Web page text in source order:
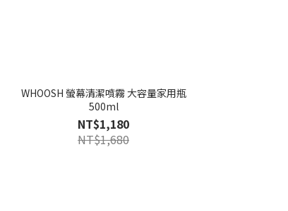
WHOOSH 螢幕清潔噴霧 大容量家用瓶
500ml
NT$1,180
NT$1,680